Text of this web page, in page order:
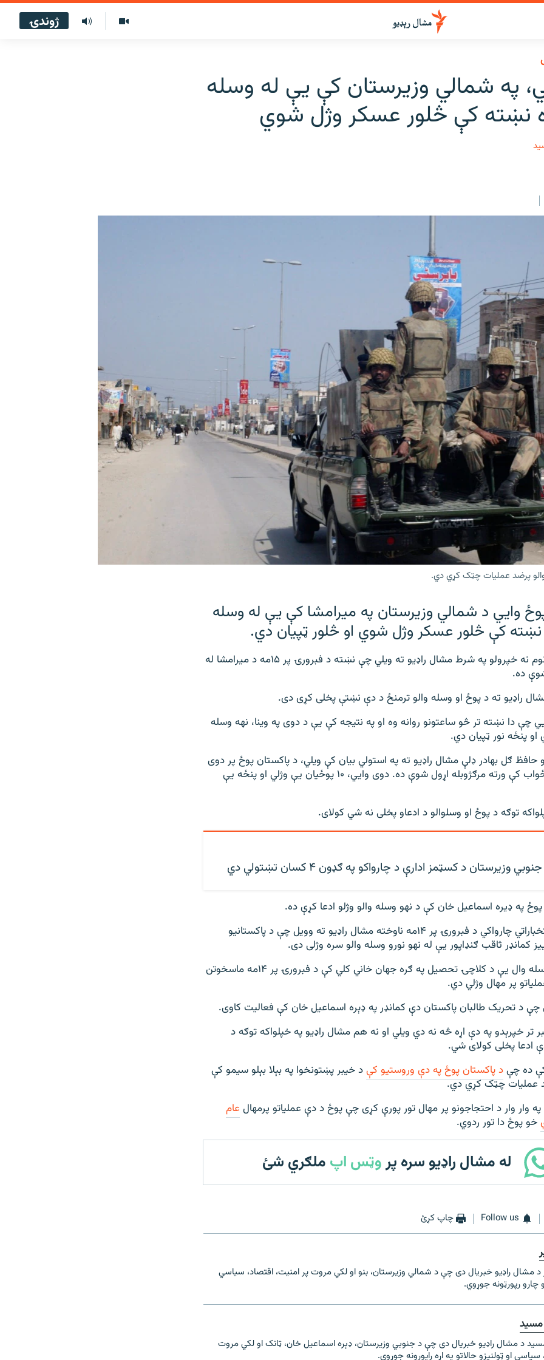
ژوندۍ
په شمالي وزیرستان کې یې له وسله
نښته کې څلور عسکر وژل شوي
پرضد عملیات چټک کړي دي.
وايي د شمالي وزیرستان په میرامشا کې یې له وسله
نښته کې څلور عسکر وژل شوي او څلور ټپیان دي.
د پوځ چارواکو د نوم نه خپرولو په شرط مشال راډیو ته ویلي چې نښته د فبرورۍ پر ۱۵مه د میرامشا له
ده.
راډیو ته د پوځ او وسله والو ترمنځ د دې نښتې پخلی کړی دی.
چې دا نښته تر څو ساعتونو روانه وه او په نتیجه کې یې د دوی په وینا، نهه وسله
پنځه نور ټپیان دي.
حافظ ګل بهادر ډلې مشال راډیو ته په استولي بیان کې ویلي، د پاکستان پوځ پر دوی
برید کړی چې په ځواب کې ورته مرګژوبله اړول شوې ده. دوی وايي، ۱۰ پوځیان یې وژلي او پنځه یې
توګه د پوځ او وسلوالو د ادعاو پخلی نه شي کولای.
وزیرستان د کسټمز ادارې د چارواکو په ګډون ۴ کسان تښتولي دي
په ډیره اسماعیل خان کې د نهو وسله والو وژلو ادعا کړې ده.
د پاکستان یو استخباراتي چارواکي د فبرورۍ پر ۱۴مه ناوخته مشال راډیو ته وویل چې د پاکستانيو
کمانډر ثاقب ګنډاپور یې له نهو نورو وسله والو سره وژلی دی.
ده وویل چې دا وسله وال یې د کلاچۍ تحصیل په ګره جهان خاني کلي کې د فبرورۍ پر ۱۴مه ماسخوتن
د تحریک طالبان پاکستان دې کمانډر په ډېره اسماعیل خان کې فعالیت کاوی.
تر خپرېدو په دې اړه څه نه دي ویلي او نه هم مشال راډیو په خپلواکه توګه د
ادعا پخلی کولای شي.
ده چېد پاکستان پوځ په دې وروستیو کېد خیبر پښتونخوا په بېلا بېلو سیمو کې
عملیات چټک کړي دي.
وار وار د احتجاجونو پر مهال تور پورې کړی چې پوځ د دې عملیاتو پرمهال عام
خو پوځ دا تور ردوي.
له مشال راډیو سره پروټس اپ ملګري شئ
Follow us چاپ کړئ
د مشال راډیو خبریال دی چې د شمالي وزیرستان، بنو او لکي مروت پر امنیت، اقتصاد، سیاسي
چارو رپورټونه جوړوي.
مسید
د مشال راډیو خبریال دی چې د جنوبي وزیرستان، ډېره اسماعیل خان، ټانک او لکي مروت
سیاسي او ټولنیزو حالاتو په اړه راپورونه جوړوي.